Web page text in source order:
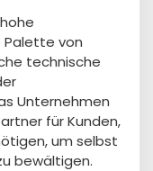
von
technische
Unternehmen
für Kunden,
um selbst
bewältigen.